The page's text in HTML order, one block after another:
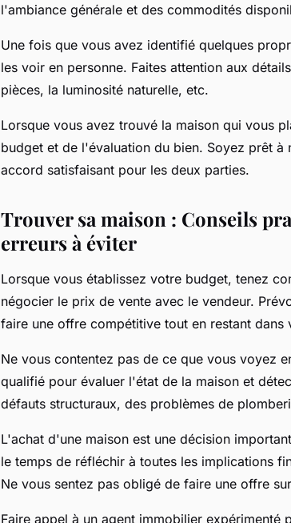
l'ambiance générale et des commodités
Une fois que vous avez identifié quelques
les voir en personne. Faites attention aux
pièces, la luminosité naturelle, etc.
Lorsque vous avez trouvé la maison qui vous
budget et de l'évaluation du bien. Soyez prêt
accord satisfaisant pour les deux parties.
Trouver sa maison : Conseils
erreurs à éviter
Lorsque vous établissez votre budget, tenez
négocier le prix de vente avec le vendeur.
faire une offre compétitive tout en restant dans
Ne vous contentez pas de ce que vous voyez
qualifié pour évaluer l'état de la maison et
défauts structuraux, des problèmes de
L'achat d'une maison est une décision
le temps de réfléchir à toutes les implications
Ne vous sentez pas obligé de faire une offre
Faire appel à un agent immobilier